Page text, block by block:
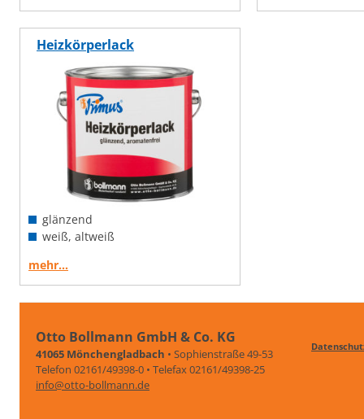
Heizkörperlack
glänzend
weiß, altweiß
mehr…
Otto Bollmann GmbH & Co. KG
41065 Mönchengladbach • Sophienstraße 49-53
Telefon 02161/49398-0 • Telefax 02161/49398-25
info@otto-bollmann.de